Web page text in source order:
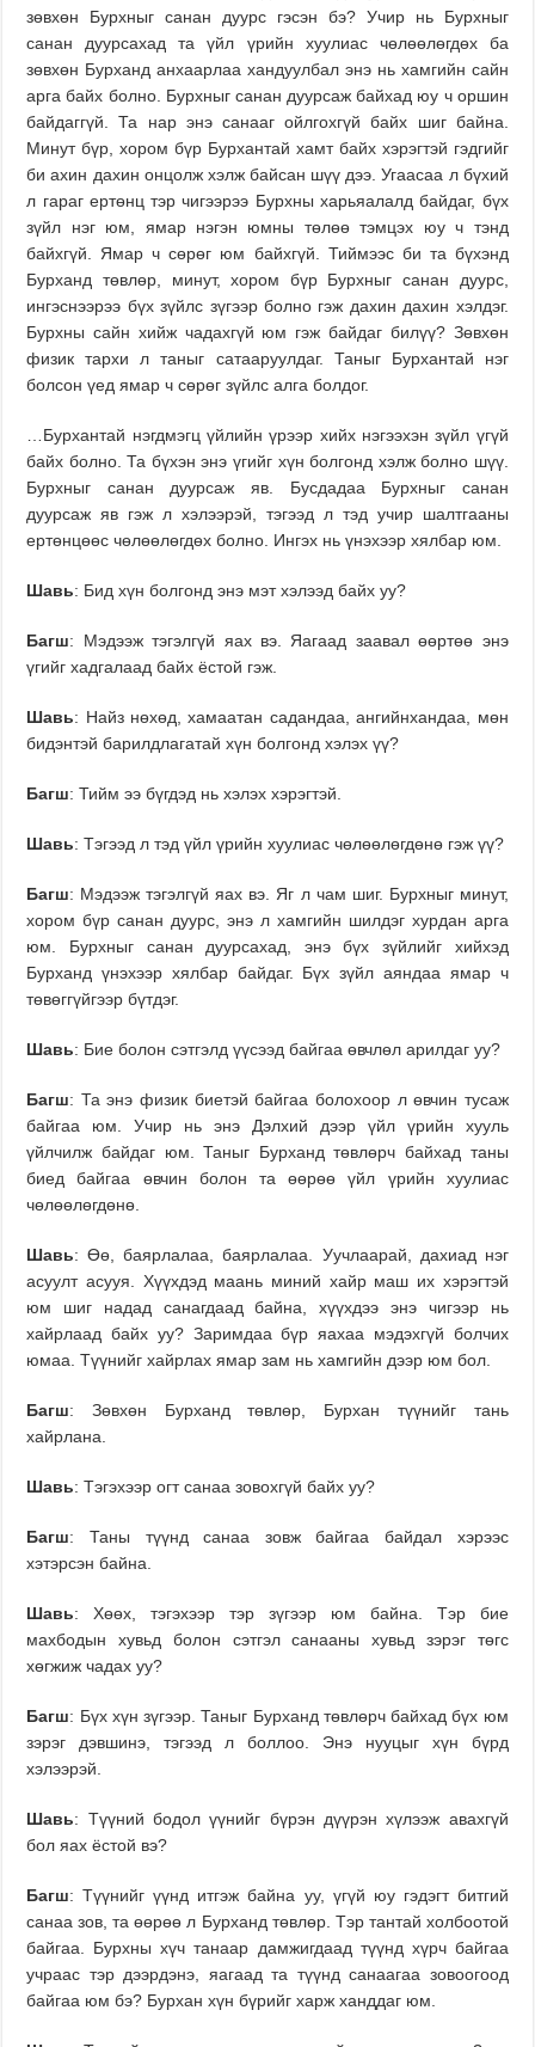
зөвхөн Бурхныг санан дуурс гэсэн бэ? Учир нь Бурхныг
санан дуурсахад та үйл үрийн хуулиас чөлөөлөгдөх ба
зөвхөн Бурханд анхаарлаа хандуулбал энэ нь хамгийн сайн
арга байх болно. Бурхныг санан дуурсаж байхад юу ч оршин
байдаггүй. Та нар энэ санааг ойлгохгүй байх шиг байна.
Минут бүр, хором бүр Бурхантай хамт байх хэрэгтэй гэдгийг
би ахин дахин онцолж хэлж байсан шүү дээ. Угаасаа л бүхий
л гараг ертөнц тэр чигээрээ Бурхны харьяалалд байдаг, бүх
зүйл нэг юм, ямар нэгэн юмны төлөө тэмцэх юу ч тэнд
байхгүй. Ямар ч сөрөг юм байхгүй. Тиймээс би та бүхэнд
Бурханд төвлөр, минут, хором бүр Бурхныг санан дуурс,
ингэснээрээ бүх зүйлс зүгээр болно гэж дахин дахин хэлдэг.
Бурхны сайн хийж чадахгүй юм гэж байдаг билүү? Зөвхөн
физик тархи л таныг сатааруулдаг. Таныг Бурхантай нэг
болсон үед ямар ч сөрөг зүйлс алга болдог.
…Бурхантай нэгдмэгц үйлийн үрээр хийх нэгээхэн зүйл үгүй
байх болно. Та бүхэн энэ үгийг хүн болгонд хэлж болно шүү.
Бурхныг санан дуурсаж яв. Бусдадаа Бурхныг санан
дуурсаж яв гэж л хэлээрэй, тэгээд л тэд учир шалтгааны
ертөнцөөс чөлөөлөгдөх болно. Ингэх нь үнэхээр хялбар юм.
Шавь: Бид хүн болгонд энэ мэт хэлээд байх уу?
Багш: Мэдээж тэгэлгүй яах вэ. Яагаад заавал өөртөө энэ
үгийг хадгалаад байх ёстой гэж.
Шавь: Найз нөхөд, хамаатан садандаа, ангийнхандаа, мөн
бидэнтэй барилдлагатай хүн болгонд хэлэх үү?
Багш: Тийм ээ бүгдэд нь хэлэх хэрэгтэй.
Шавь: Тэгээд л тэд үйл үрийн хуулиас чөлөөлөгдөнө гэж үү?
Багш: Мэдээж тэгэлгүй яах вэ. Яг л чам шиг. Бурхныг минут,
хором бүр санан дуурс, энэ л хамгийн шилдэг хурдан арга
юм. Бурхныг санан дуурсахад, энэ бүх зүйлийг хийхэд
Бурханд үнэхээр хялбар байдаг. Бүх зүйл аяндаа ямар ч
төвөггүйгээр бүтдэг.
Шавь: Бие болон сэтгэлд үүсээд байгаа өвчлөл арилдаг уу?
Багш: Та энэ физик биетэй байгаа болохоор л өвчин тусаж
байгаа юм. Учир нь энэ Дэлхий дээр үйл үрийн хууль
үйлчилж байдаг юм. Таныг Бурханд төвлөрч байхад таны
биед байгаа өвчин болон та өөрөө үйл үрийн хуулиас
чөлөөлөгдөнө.
Шавь: Өө, баярлалаа, баярлалаа. Уучлаарай, дахиад нэг
асуулт асууя. Хүүхдэд маань миний хайр маш их хэрэгтэй
юм шиг надад санагдаад байна, хүүхдээ энэ чигээр нь
хайрлаад байх уу? Заримдаа бүр яахаа мэдэхгүй болчих
юмаа. Түүнийг хайрлах ямар зам нь хамгийн дээр юм бол.
Багш: Зөвхөн Бурханд төвлөр, Бурхан түүнийг тань
хайрлана.
Шавь: Тэгэхээр огт санаа зовохгүй байх уу?
Багш: Таны түүнд санаа зовж байгаа байдал хэрээс
хэтэрсэн байна.
Шавь: Хөөх, тэгэхээр тэр зүгээр юм байна. Тэр бие
махбодын хувьд болон сэтгэл санааны хувьд зэрэг төгс
хөгжиж чадах уу?
Багш: Бүх хүн зүгээр. Таныг Бурханд төвлөрч байхад бүх юм
зэрэг дэвшинэ, тэгээд л боллоо. Энэ нууцыг хүн бүрд
хэлээрэй.
Шавь: Түүний бодол үүнийг бүрэн дүүрэн хүлээж авахгүй
бол яах ёстой вэ?
Багш: Түүнийг үүнд итгэж байна уу, үгүй юу гэдэгт битгий
санаа зов, та өөрөө л Бурханд төвлөр. Тэр тантай холбоотой
байгаа. Бурхны хүч танаар дамжигдаад түүнд хүрч байгаа
учраас тэр дээрдэнэ, яагаад та түүнд санаагаа зовоогоод
байгаа юм бэ? Бурхан хүн бүрийг харж ханддаг юм.